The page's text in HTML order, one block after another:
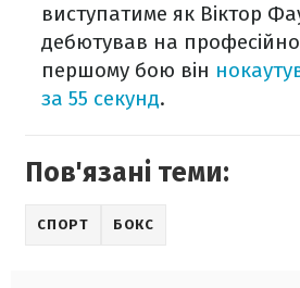
виступатиме як Віктор
дебютував на
першому бою він
за 55 секунд.
Пов'язані теми:
СПОРТ БОКС